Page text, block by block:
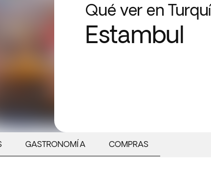
Qué ver en
Estambul
GASTRONOMÍA COMPRAS